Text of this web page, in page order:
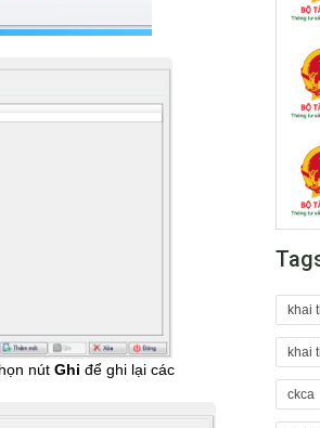
nút Ghi để ghi lại các
khai
khai
ckca